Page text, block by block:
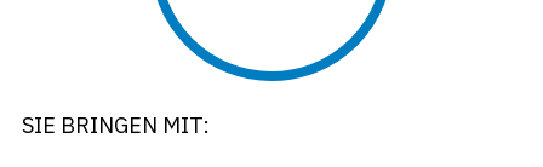
SIE BRINGEN MIT: